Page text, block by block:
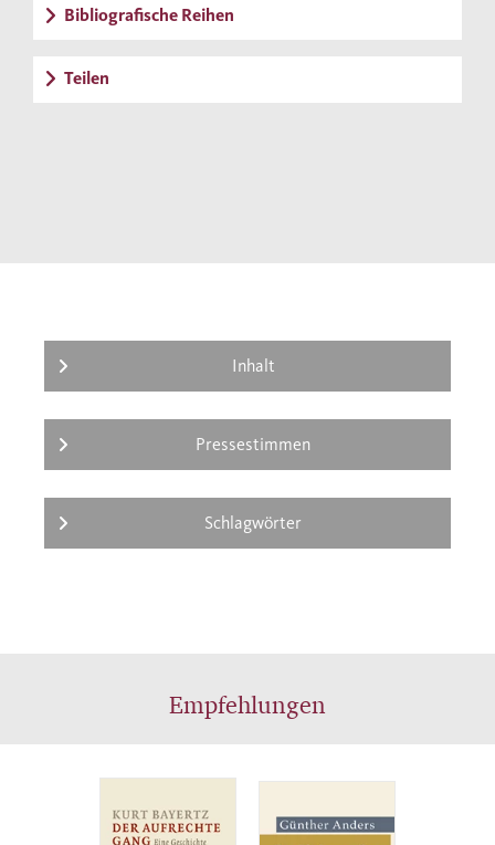
Bibliografische Reihen
Teilen
Inhalt
Pressestimmen
Schlagwörter
Empfehlungen